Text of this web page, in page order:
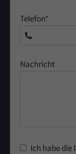
Telefon*
Nachricht
Ich habe